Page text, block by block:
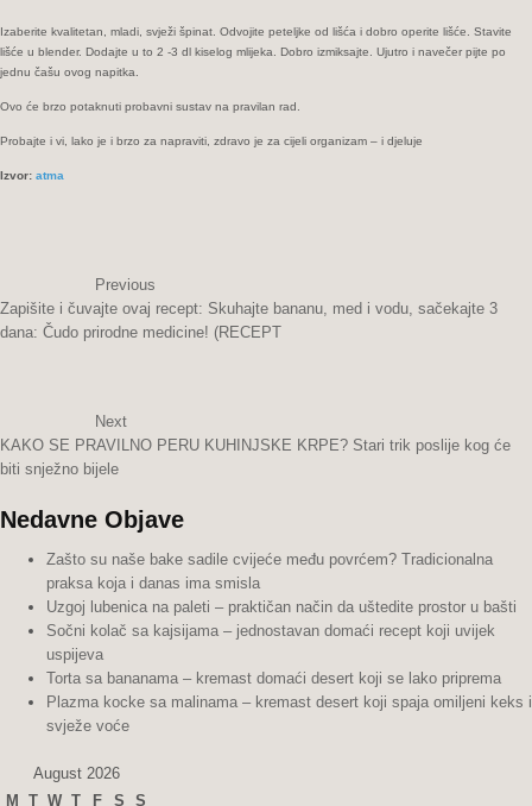
Izaberite kvalitetan, mladi, svježi špinat. Odvojite peteljke od lišća i dobro operite lišće. Stavite
lišće u blender. Dodajte u to 2 -3 dl kiselog mlijeka. Dobro izmiksajte. Ujutro i navečer pijte po
jednu čašu ovog napitka.
Ovo će brzo potaknuti probavni sustav na pravilan rad.
Probajte i vi, lako je i brzo za napraviti, zdravo je za cijeli organizam – i djeluje
Izvor: atma
Previous
Zapišite i čuvajte ovaj recept: Skuhajte bananu, med i vodu, sačekajte 3
dana: Čudo prirodne medicine! (RECEPT
Next
KAKO SE PRAVILNO PERU KUHINJSKE KRPE? Stari trik poslije kog će
biti snježno bijele
Nedavne Objave
Zašto su naše bake sadile cvijeće među povrćem? Tradicionalna
praksa koja i danas ima smisla
Uzgoj lubenica na paleti – praktičan način da uštedite prostor u bašti
Sočni kolač sa kajsijama – jednostavan domaći recept koji uvijek
uspijeva
Torta sa bananama – kremast domaći desert koji se lako priprema
Plazma kocke sa malinama – kremast desert koji spaja omiljeni keks i
svježe voće
August 2026
M T W T F S S